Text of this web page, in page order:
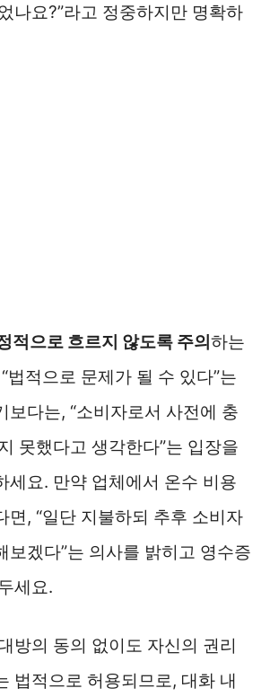
나요?”라고 정중하지만 명확하
적으로 흐르지 않도록 주의하는
법적으로 문제가 될 수 있다”는
보다는, “소비자로서 사전에 충
못했다고 생각한다”는 입장을
세요. 만약 업체에서 온수 비용
면, “일단 지불하되 추후 소비자
보겠다”는 의사를 밝히고 영수증
세요.
방의 동의 없이도 자신의 권리
법적으로 허용되므로, 대화 내